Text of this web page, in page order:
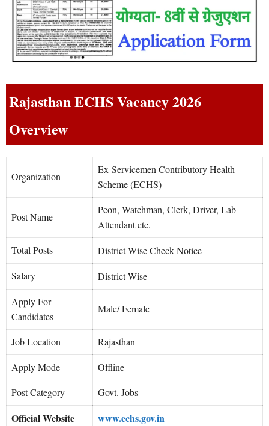
Rajasthan ECHS Vacancy 2026
Overview
Organization
Ex-Servicemen Contributory Health
Scheme (ECHS)
Post Name
Peon, Watchman, Clerk, Driver, Lab
Attendant etc.
Total Posts
District Wise Check Notice
Salary
District Wise
Apply For
Candidates
Male/ Female
Job Location
Rajasthan
Apply Mode
Offline
Post Category
Govt. Jobs
Official Website
www.echs.gov.in